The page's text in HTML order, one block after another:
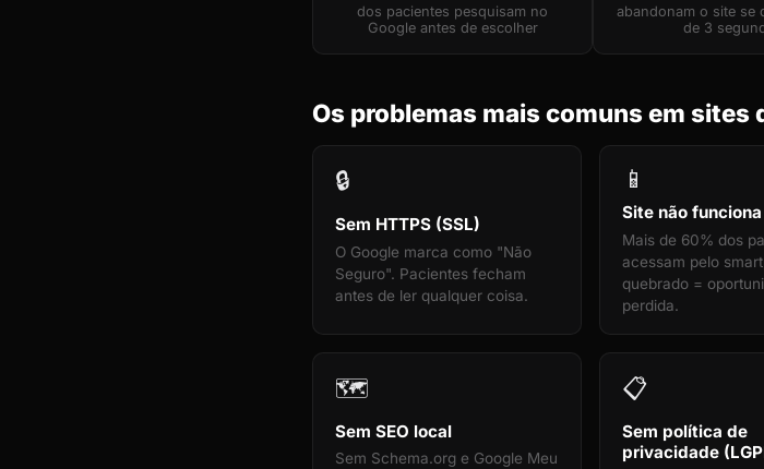
dos pacientes pesquisam no
Google antes de escolher
abandonam o site se
de 3
Os problemas mais comuns em sites
🔒
Sem HTTPS (SSL)
O Google marca como "Não
Seguro". Pacientes fecham
antes de ler qualquer coisa.
📱
Site não
Mais de 60% dos
acessam pelo
quebrado =
perdida.
🗺️
Sem SEO local
Sem Schema.org e Google Meu
📋
Sem política de
privacidade